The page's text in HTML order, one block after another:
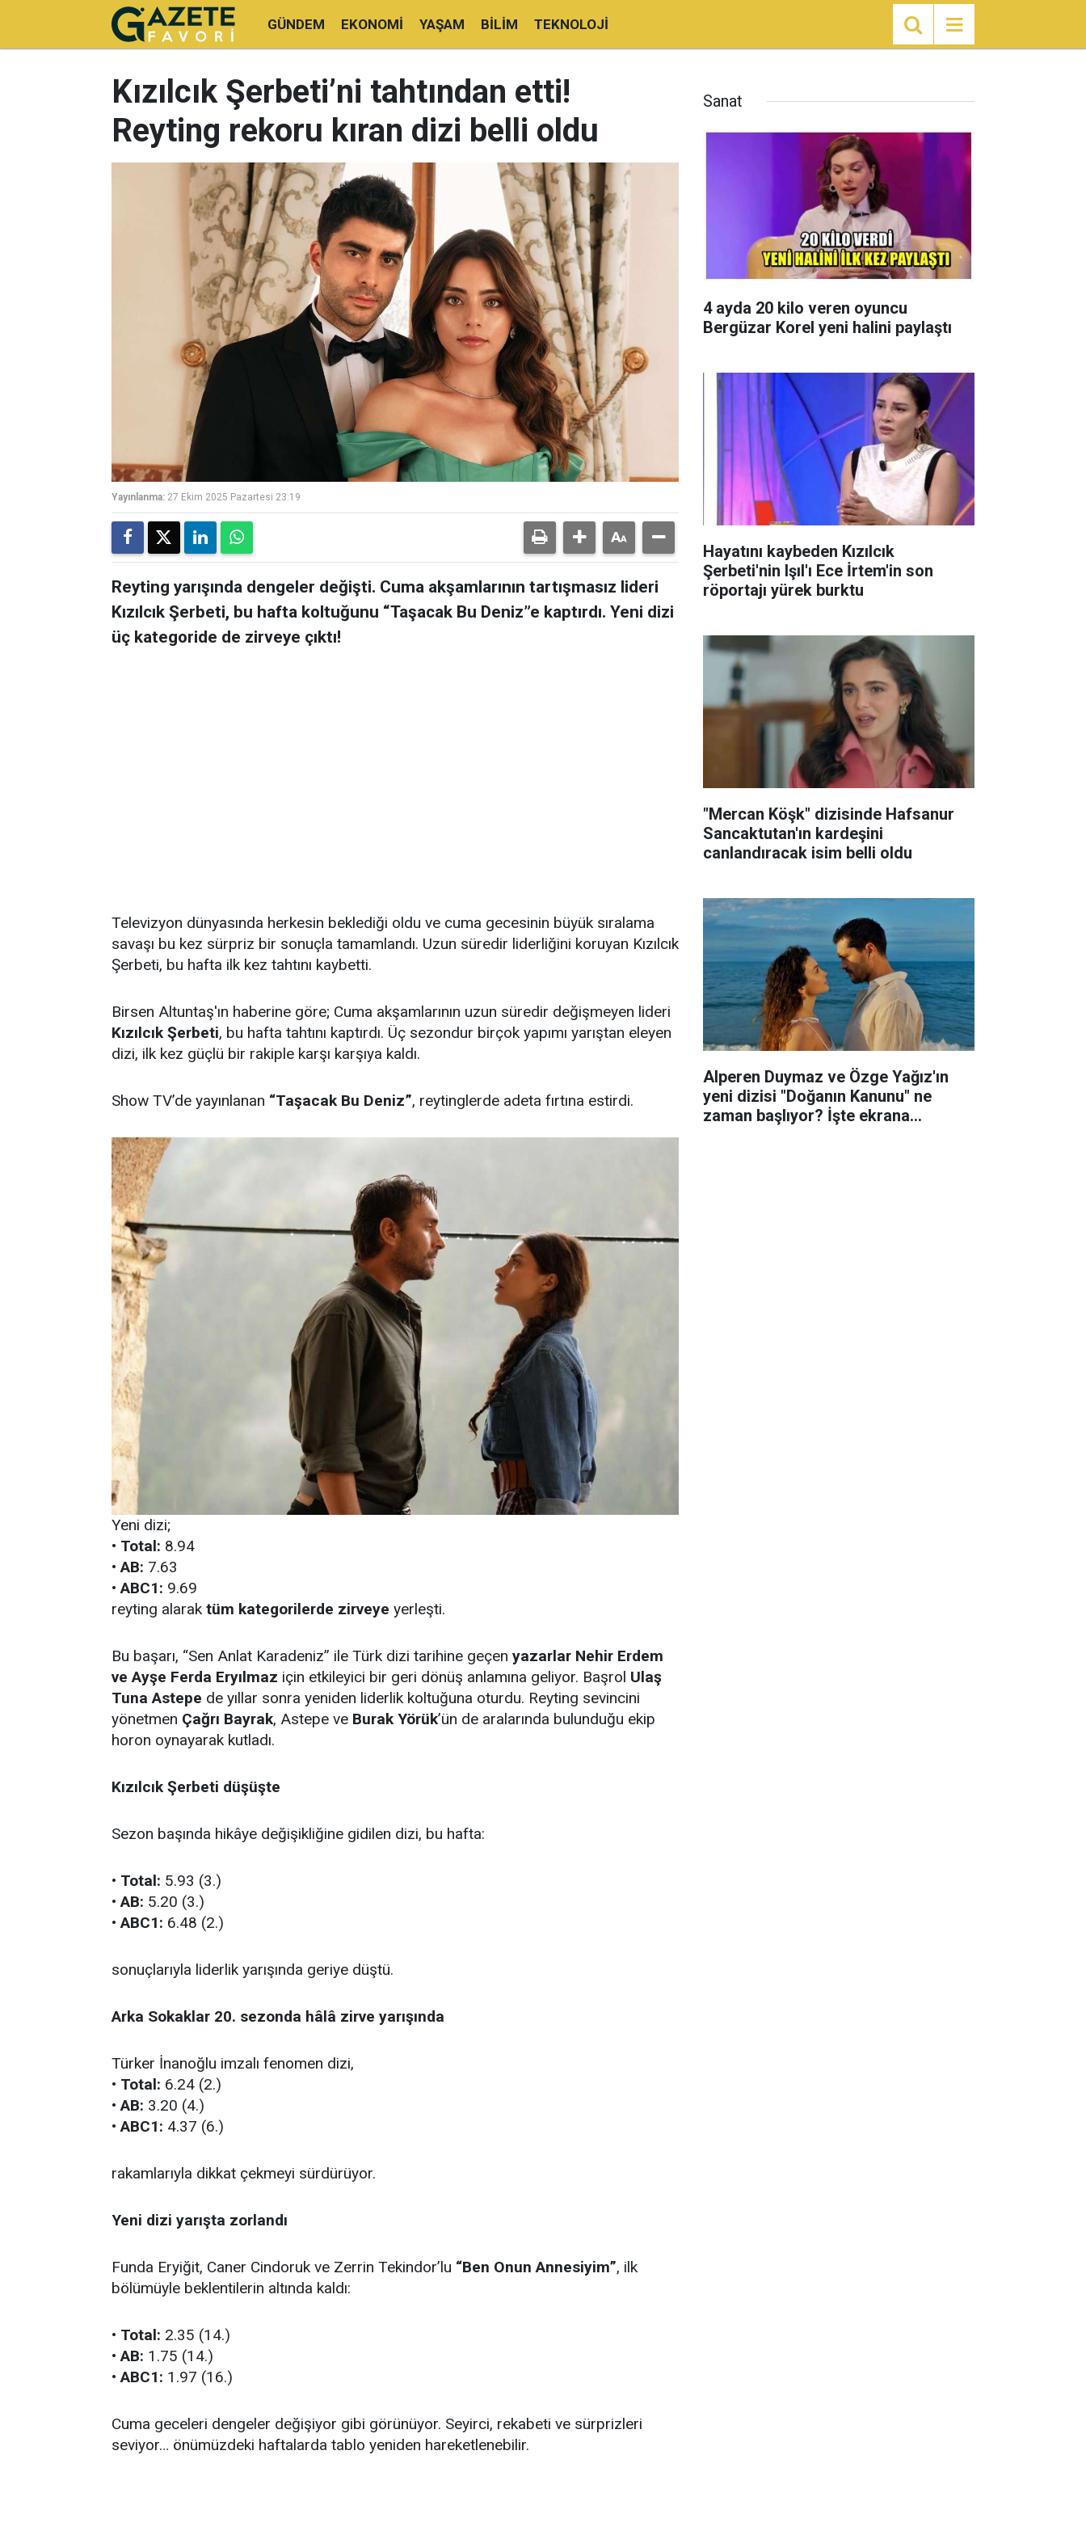
GÜNDEM EKONOMI YAŞAM BILIM TEKNOLOJI
Kızılcık Şerbeti’ni tahtından etti!
Reyting rekoru kıran dizi belli oldu
Yayınlanma: 27 Ekim 2025 Pazartesi 23:19
Reyting yarışında dengeler değişti. Cuma akşamlarının tartışmasız lideri
Kızılcık Şerbeti, bu hafta koltuğunu “Taşacak Bu Deniz”e kaptırdı. Yeni dizi
üç kategoride de zirveye çıktı!
Televizyon dünyasında herkesin beklediği oldu ve cuma gecesinin büyük sıralama
savaşı bu kez sürpriz bir sonuçla tamamlandı. Uzun süredir liderliğini koruyan Kızılcık
Şerbeti, bu hafta ilk kez tahtını kaybetti.
Birsen Altuntaş'ın haberine göre; Cuma akşamlarının uzun süredir değişmeyen lideri
Kızılcık Şerbeti, bu hafta tahtını kaptırdı. Üç sezondur birçok yapımı yarıştan eleyen
dizi, ilk kez güçlü bir rakiple karşı karşıya kaldı.
Show TV’de yayınlanan “Taşacak Bu Deniz”, reytinglerde adeta fırtına estirdi.
Yeni dizi;
• Total: 8.94
•AB: 7.63
•ABC1: 9.69
reyting alarak tüm kategorilerde zirveye yerleşti.
Bu başarı, “Sen Anlat Karadeniz” ile Türk dizi tarihine geçen yazarlar Nehir Erdem
ve Ayşe Ferda Eryılmaz için etkileyici bir geri dönüş anlamına geliyor. Başrol Ulaş
Tuna Astepe de yıllar sonra yeniden liderlik koltuğuna oturdu. Reyting sevincini
yönetmen Çağrı Bayrak, Astepe ve Burak Yörük’ün de aralarında bulunduğu ekip
horon oynayarak kutladı.
Kızılcık Şerbeti düşüşte
Sezon başında hikâye değişikliğine gidilen dizi, bu hafta:
• Total: 5.93 (3.)
•AB: 5.20 (3.)
•ABC1: 6.48 (2.)
sonuçlarıyla liderlik yarışında geriye düştü.
Arka Sokaklar 20. sezonda hâlâ zirve yarışında
Türker İnanoğlu imzalı fenomen dizi,
• Total: 6.24 (2.)
•AB: 3.20 (4.)
•ABC1: 4.37 (6.)
rakamlarıyla dikkat çekmeyi sürdürüyor.
Yeni dizi yarışta zorlandı
Funda Eryiğit, Caner Cindoruk ve Zerrin Tekindor’lu “Ben Onun Annesiyim”, ilk
bölümüyle beklentilerin altında kaldı:
• Total: 2.35 (14.)
•AB: 1.75 (14.)
•ABC1: 1.97 (16.)
Cuma geceleri dengeler değişiyor gibi görünüyor. Seyirci, rekabeti ve sürprizleri
seviyor… önümüzdeki haftalarda tablo yeniden hareketlenebilir.
Sanat
4 ayda 20 kilo veren oyuncu
Bergüzar Korel yeni halini paylaştı
Hayatını kaybeden Kızılcık
Şerbeti'nin Işıl'ı Ece İrtem'in son
röportajı yürek burktu
"Mercan Köşk" dizisinde Hafsanur
Sancaktutan'ın kardeşini
canlandıracak isim belli oldu
Alperen Duymaz ve Özge Yağız'ın
yeni dizisi "Doğanın Kanunu" ne
zaman başlıyor? İşte ekrana